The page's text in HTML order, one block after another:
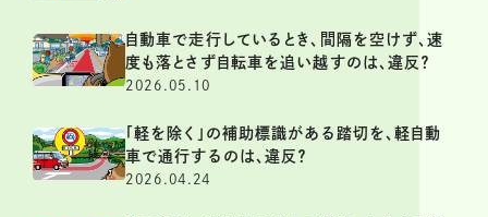
自動車で走行しているとき、間隔を空けず、速
度も落とさず自転車を追い越すのは、違反？
2026.05.10
「軽を除く」の補助標識がある踏切を、軽自動
車で通行するのは、違反？
2026.04.24